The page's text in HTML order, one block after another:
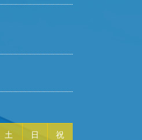
土 日 祝